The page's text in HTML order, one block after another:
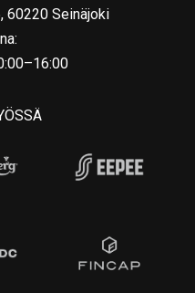
60220 Seinäjoki